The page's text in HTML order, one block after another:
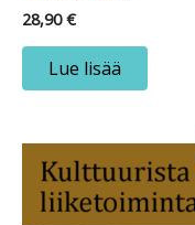
28,90€
Lue lisää